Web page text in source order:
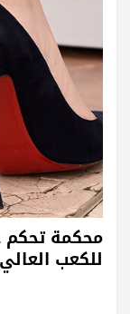
محكمة
للكعب العالي